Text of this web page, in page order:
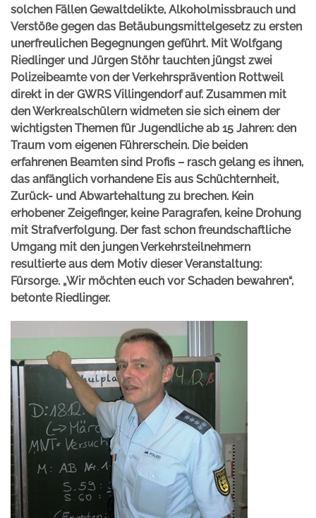
solchen Fällen Gewaltdelikte, Alkoholmissbrauch und
Verstöße gegen das Betäubungsmittelgesetz zu ersten
unerfreulichen Begegnungen geführt. Mit Wolfgang
Riedlinger und Jürgen Stöhr tauchten jüngst zwei
Polizeibeamte von der Verkehrsprävention Rottweil
direkt in der GWRS Villingendorf auf. Zusammen mit
den Werkrealschülern widmeten sie sich einem der
wichtigsten Themen für Jugendliche ab 15 Jahren: den
Traum vom eigenen Führerschein. Die beiden
erfahrenen Beamten sind Profis – rasch gelang es ihnen,
das anfänglich vorhandene Eis aus Schüchternheit,
Zurück- und Abwartehaltung zu brechen. Kein
erhobener Zeigefinger, keine Paragrafen, keine Drohung
mit Strafverfolgung. Der fast schon freundschaftliche
Umgang mit den jungen Verkehrsteilnehmern
resultierte aus dem Motiv dieser Veranstaltung:
Fürsorge. „Wir möchten euch vor Schaden bewahren“,
betonte Riedlinger.